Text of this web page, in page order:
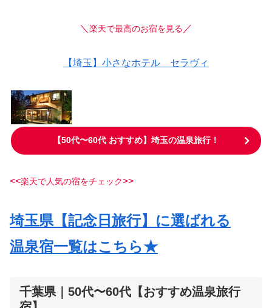
＼ 楽天で最高のお宿を見る ／
【埼玉】小さなホテル セラヴィ
【50代〜60代 おすすめ】埼玉の温泉旅行！
<<楽天で人気の宿をチェック>>
埼玉県【記念日旅行】に選ばれる
温泉宿一覧はこちら★
千葉県｜50代〜60代【おすすめ温泉旅行